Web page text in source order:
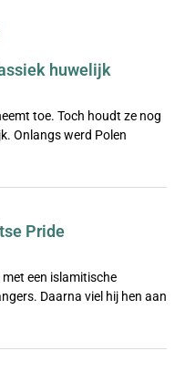
huwelijk
toe. Toch houdt ze nog
Onlangs werd Polen
Pride
een islamitische
Daarna viel hij hen aan